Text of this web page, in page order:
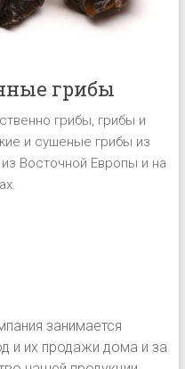
грибы
грибы, грибы и
и сушеные грибы из
Восточной Европы и на
занимается
и их продажи дома и за